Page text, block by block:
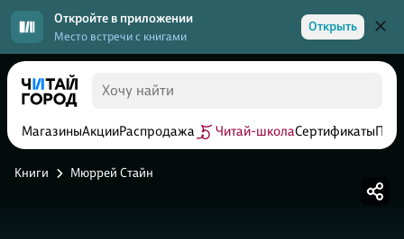
Откройте в приложении
Место встречи с книгами
Открыть
МагазиныАкцииРаспродажа Читай-школаСертификаты
Книги Мюррей Стайн